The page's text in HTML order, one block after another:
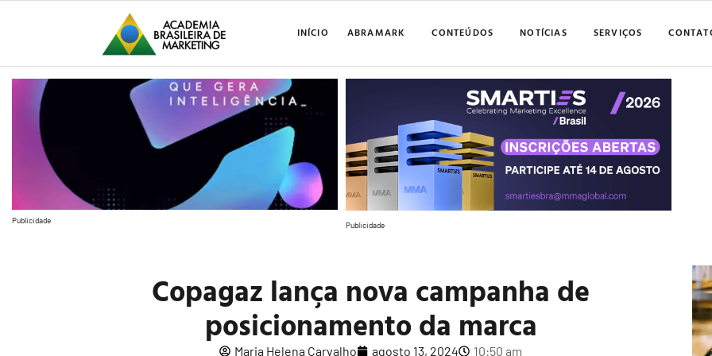
INÍCIO ABRAMARK CONTEÚDOS NOTÍCIAS SERVIÇOS
Publicidade Publicidade
Copagaz lança nova campanha de
posicionamento da marca
Maria Helena Carvalho agosto 13, 2024 10:50 am